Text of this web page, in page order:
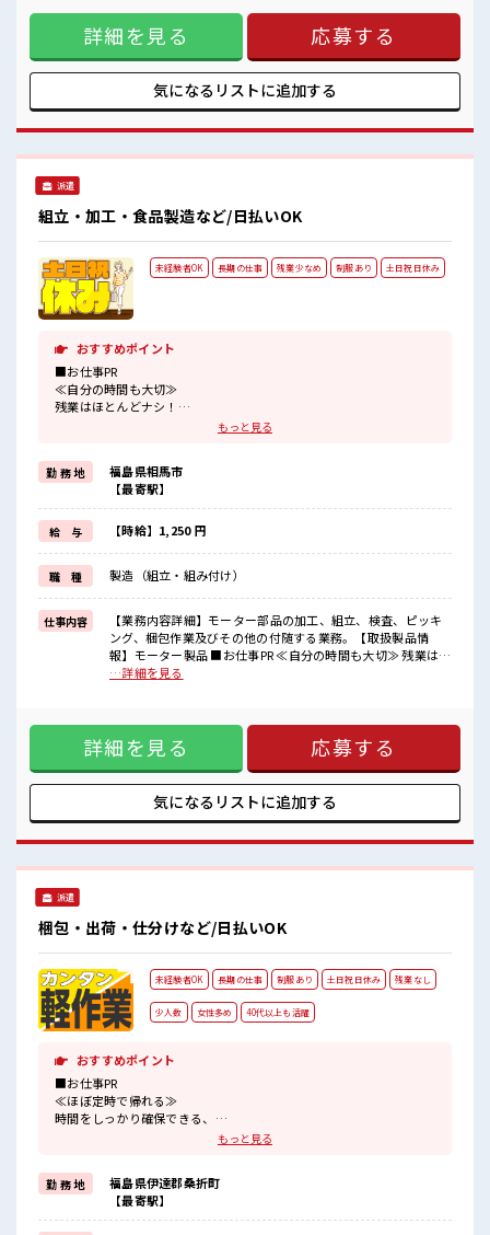
安心してお仕事に集中♪
的に自由！ (規定有)≪動きやすい制服アリ≫ 制服があるの
で、 毎日の服装の悩み解消♪ ≪未経験の方も大カンゲイ≫ 新
しいことにチャレンジするのは不安だけど、 しっかり働く環
境が整っています！ イチからスキルUP・ステップUP目指し
ていきましょう！ ■職場の雰囲気 髪型・髪色自由♪ 派手過ぎ
なければOKだから、 モチベーションもUP！ 一息つける休憩
♪
詳細を見る 応募する
気になるリストに追加する
派遣
組立・加工・食品製造など/日払いOK
未経験者OK 長期の仕事 残業少なめ 制服あり 土日祝日休み
おすすめポイント
■お仕事PR
≪自分の時間も大切≫
残業はほとんどナシ！
場合によってはお願いすることもあります♪
週末は家族や友人と一緒にプライベート満喫！
≪ラクラク制服アリ≫
制服があるので、
毎日の服装の悩み解消♪
≪未経験でも活躍できる≫
新しいことにチャレンジするのは不安だけど、
しっかり働く環境が整っています！
イチからスキルUP・ステップUP目指していきましょう！
≪自分に合った期間で働ける≫
福利厚生が整った派遣のお仕事です！
■職場の雰囲気
残業は少なめ！
土日祝休みなので、
ON/OFFの切替もしやすい！
もっと見る
勤 務 地
福島県相馬市
【最寄駅】
給 与 【時給】1,250 円
職 種 製造（組立・組み付け）
仕事内容
【業務内容詳細】モーター部品の加工、組立、検査、ピッキ
ング、梱包作業及びその他の付随する業務。【取扱製品情
報】モーター製品 ■お仕事PR ≪自分の時間も大切≫ 残業はほ
とんどナシ！ 場合によってはお願いすることもあります♪ ≪
み解消♪ ≪未経験でも活躍できる≫ 新しいことにチャレンジ
するのは不安だけど、 しっかり働く環境が整っています！ イ
チからスキルUP・ステップUP目指していきましょう！ ≪自
分に合った期間で働ける≫ 福利厚生が整った派遣のお仕事で
ら…という方、 応募お待ちしております！ 土日祝休みなの
…詳細を見る
詳細を見る 応募する
気になるリストに追加する
派遣
梱包・出荷・仕分けなど/日払いOK
未経験者OK 長期の仕事 制服あり 土日祝日休み 残業なし
少人数 女性多め 40代以上も活躍
おすすめポイント
■お仕事PR
≪ほぼ定時で帰れる≫
時間をしっかり確保できる、
≪女性も働きやすい職場≫
もちろん男性の応募も歓迎ですよ！
≪土日祝休のお仕事≫
家族や友人と一緒にプライベート満喫！
もっと見る
勤 務 地
福島県伊達郡桑折町
【最寄駅】